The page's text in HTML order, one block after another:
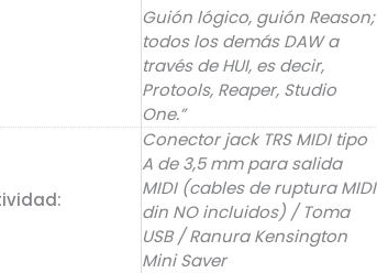
Guión lógico, guión Reason;
todos los demás DAW a
través de HUI, es decir,
Protools, Reaper, Studio
One.”
Conector jack TRS MIDI tipo
A de 3,5 mm para salida
MIDI (cables de ruptura MIDI
din NO incluidos) / Toma
USB / Ranura Kensington
Mini Saver